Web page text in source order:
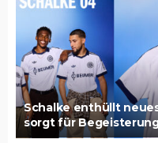
Schalke enthüllt
sorgt für